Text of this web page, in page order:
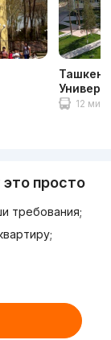
12 мин
просто
требования;